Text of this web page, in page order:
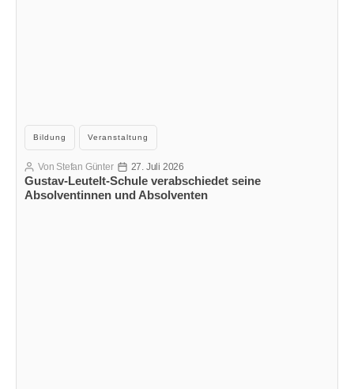
Kategorien
Bildung Veranstaltung
Gustav-Leutelt-Schule verabschiedet seine
Absolventinnen und Absolventen
Beitragsautor
Von Stefan Günter Veröffentlichungsdatum
27. Juli 2026